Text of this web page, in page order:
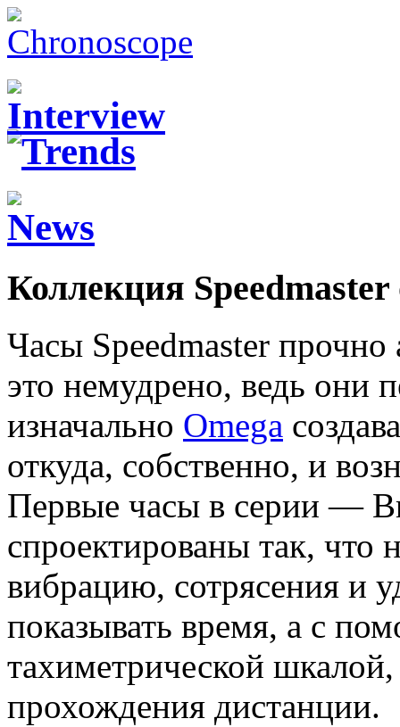
Коллекция Speedmaster
Часы Speedmaster
это немудрено, ведь
изначально Omega
откуда, собственно, и
Первые часы в серии —
спроектированы так, что
вибрацию, сотрясения и
показывать время, а с
тахиметрической
прохождения дистанции.